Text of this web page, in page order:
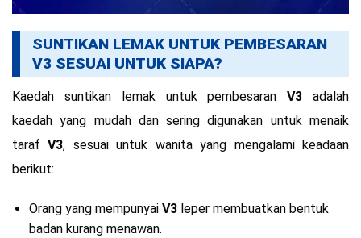
SUNTIKAN LEMAK UNTUK PEMBESARAN
V3 SESUAI UNTUK SIAPA?
Kaedah suntikan lemak untuk pembesaranV3 adalah
kaedah yang mudah dan sering digunakan untuk menaik
tarafV3, sesuai untuk wanita yang mengalami keadaan
berikut:
Orang yang mempunyai V3leper membuatkan bentuk
badan kurang menawan.